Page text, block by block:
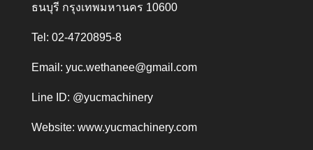
ธนบุรี กรุงเทพมหานคร 10600
Tel: 02-4720895-8
Email: yuc.wethanee@gmail.com
Line ID: @yucmachinery
Website: www.yucmachinery.com